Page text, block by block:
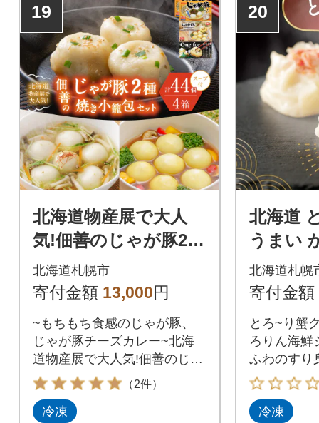
幾度の試作を繰り返し、完成
された店主自慢の一品です。
チキンレッグ・じゃがいも・
人参・ゆで玉子とレトルトと
は思えないほど具材がたくさ
んで大満足のボリュームで
す。8食セットが登場しまし
た。
19
北海道物産展で大人
気!佃善のじゃが豚2
種・焼き小籠包セット
(計4箱セット)_hs030-
北海道札幌市
寄付金額 13,000円
~もちもち食感のじゃが豚、
じゃが豚チーズカレー~北海
道物産展で大人気!佃善のじゃ
が豚12個入り(スープ付)×2
箱・じゃが豚チーズカレー12
個入り(スープ付)×1箱・焼き
（2件）
冷凍
20
北海道
うまい
2袋 計16個 鱗幸食品_
hs289-
北海道札幌
寄付金額
とろ~り蟹
ろりん海鮮
ふわのすり
な蟹ソース
リジナル海
すり身には
冷凍